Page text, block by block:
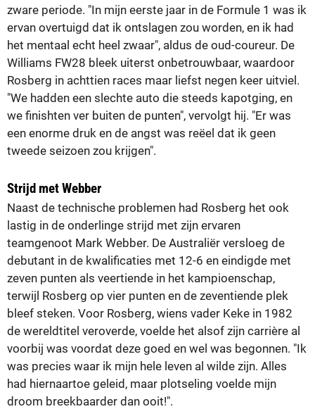
zware periode. "In mijn eerste jaar in de Formule 1 was ik
ervan overtuigd dat ik ontslagen zou worden, en ik had
het mentaal echt heel zwaar", aldus de oud-coureur. De
Williams FW28 bleek uiterst onbetrouwbaar, waardoor
Rosberg in achttien races maar liefst negen keer uitviel.
"We hadden een slechte auto die steeds kapotging, en
we finishten ver buiten de punten", vervolgt hij. "Er was
een enorme druk en de angst was reëel dat ik geen
tweede seizoen zou krijgen".
Strijd met Webber
Naast de technische problemen had Rosberg het ook
lastig in de onderlinge strijd met zijn ervaren
teamgenoot Mark Webber. De Australiër versloeg de
debutant in de kwalificaties met 12-6 en eindigde met
zeven punten als veertiende in het kampioenschap,
terwijl Rosberg op vier punten en de zeventiende plek
bleef steken. Voor Rosberg, wiens vader Keke in 1982
de wereldtitel veroverde, voelde het alsof zijn carrière al
voorbij was voordat deze goed en wel was begonnen. "Ik
was precies waar ik mijn hele leven al wilde zijn. Alles
had hiernaartoe geleid, maar plotseling voelde mijn
droom breekbaarder dan ooit!".